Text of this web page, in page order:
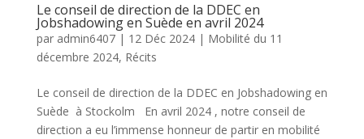
Le conseil de direction de la DDEC en
Jobshadowing en Suède en avril 2024
par admin6407| 12 Déc 2024| Mobilité du 11
décembre 2024, Récits
Le conseil de direction de la DDEC en Jobshadowing en
Suède à Stockolm En avril 2024 , notre conseil de
direction a eu l’immense honneur de partir en mobilité